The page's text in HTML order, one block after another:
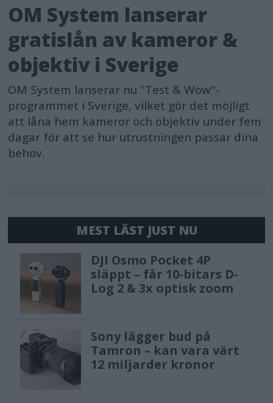
OM System lanserar
gratislån av kameror &
objektiv i Sverige
OM System lanserar nu "Test & Wow"-
programmet i Sverige, vilket gör det möjligt
att låna hem kameror och objektiv under fem
dagar för att se hur utrustningen passar dina
behov.
MEST LÄST JUST NU
DJI Osmo Pocket 4P
släppt – får 10-bitars D-
Log 2 & 3x optisk zoom
Sony lägger bud på
Tamron – kan vara värt
12 miljarder kronor